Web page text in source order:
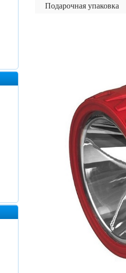
Подарочная упаковка